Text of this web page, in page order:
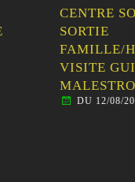
CENTRE
SORTIE
FAMILLE/
VISITE
DU 12/08/